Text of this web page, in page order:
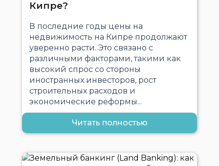
Кипре?
В последние годы цены на
недвижимость на Кипре продолжают
уверенно расти. Это связано с
различными факторами, такими как
высокий спрос со стороны
иностранных инвесторов, рост
строительных расходов и
экономические реформы...
Читать полностью